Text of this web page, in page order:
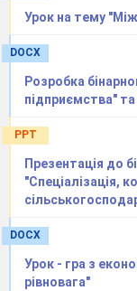
Урок на тему
DOCX
Розробка
підприємства"
PPT
Презентація до
"Спеціалізація,
DOCX
Урок - гра з
рівновага"